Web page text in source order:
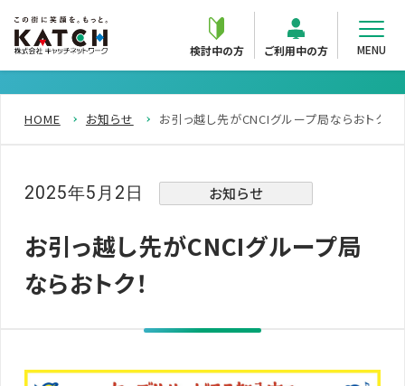
検討中の方 ご利用中の方 MENU
HOME お知らせ お引っ越し先がCNCIグループ局ならおトク！
2025年5月2日 お知らせ
お引っ越し先がCNCIグループ局
ならおトク！